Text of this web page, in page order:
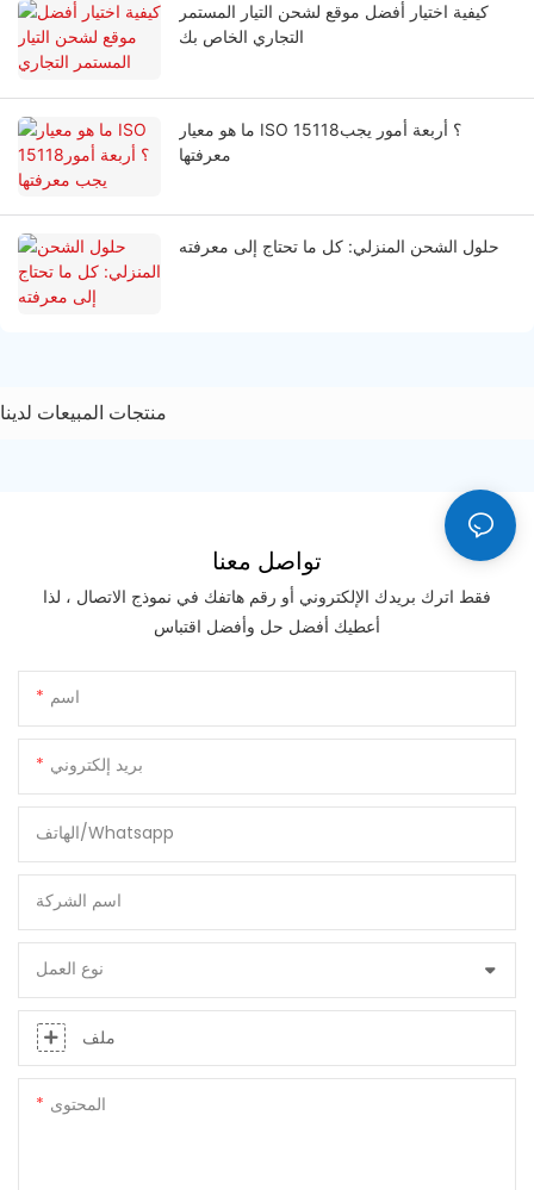
كيفية اختيار أفضل موقع لشحن التيار المستمر
التجاري الخاص بك
ما هو معيار ISO 15118؟ أربعة أمور يجب
معرفتها
حلول الشحن المنزلي: كل ما تحتاج إلى معرفته
منتجات المبيعات لدينا
تواصل معنا
فقط اترك بريدك الإلكتروني أو رقم هاتفك في نموذج الاتصال ، لذا
أعطيك أفضل حل وأفضل اقتباس
اسم
بريد إلكتروني
الهاتف/whatsapp
اسم الشركة
نوع العمل
ملف
المحتوى